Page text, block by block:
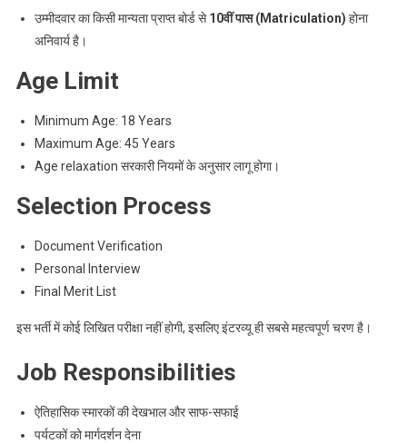
उम्मीदवार का किसी मान्यता प्राप्त बोर्ड से10वीं पास (Matriculation) होना
अनिवार्य है।
Age Limit
Minimum Age: 18 Years
Maximum Age: 45 Years
Age relaxation सरकारी नियमों के अनुसार लागू होगा।
Selection Process
Document Verification
Personal Interview
Final Merit List
इस भर्ती में कोई लिखित परीक्षा नहीं होगी, इसलिए इंटरव्यू ही सबसे महत्वपूर्ण चरण है।
Job Responsibilities
ऐतिहासिक स्मारकों की देखभाल और साफ-सफाई
पर्यटकों को मार्गदर्शन देना